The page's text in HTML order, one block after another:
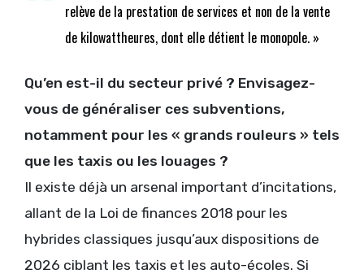
relève de la prestation de services et non de la vente
de kilowattheures, dont elle détient le monopole. »
Qu’en est-il du secteur privé ? Envisagez-
vous de généraliser ces subventions,
notamment pour les « grands rouleurs » tels
que les taxis ou les louages ?
Il existe déjà un arsenal important d’incitations,
allant de la Loi de finances 2018 pour les
hybrides classiques jusqu’aux dispositions de
2026 ciblant les taxis et les auto-écoles. Si